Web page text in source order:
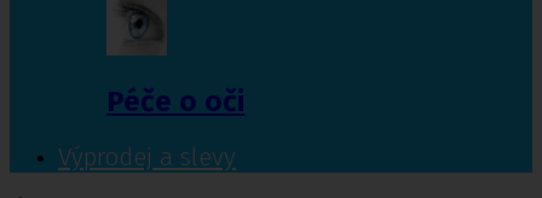
Péče o oči
Výprodej a slevy